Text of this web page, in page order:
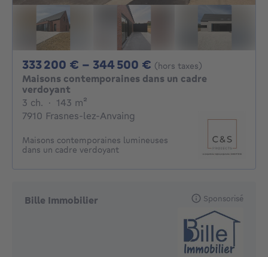
333 200 € - 344 500 € De 333200€ À
(hors taxes)
Maisons contemporaines dans un cadre
verdoyant
3 ch. 3 chambres
· 143 m²
7910 Frasnes-lez-Anvaing
Maisons contemporaines lumineuses
dans un cadre verdoyant
Bille Immobilier Sponsorisé